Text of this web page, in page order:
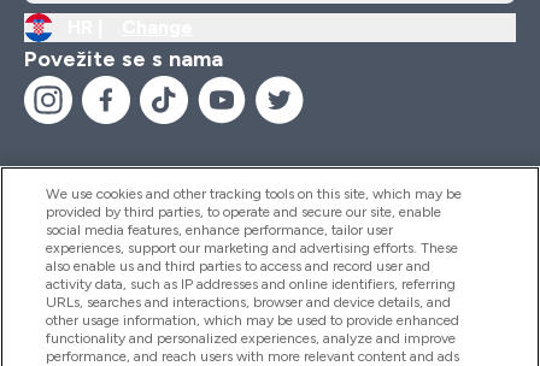
Povežite se s nama
Pomoć I Informacije
Proizvodi
We use cookies and other tracking tools on this site, which may be
provided by third parties, to operate and secure our site, enable
social media features, enhance performance, tailor user
experiences, support our marketing and advertising efforts. These
also enable us and third parties to access and record user and
activity data, such as IP addresses and online identifiers, referring
URLs, searches and interactions, browser and device details, and
other usage information, which may be used to provide enhanced
functionality and personalized experiences, analyze and improve
performance, and reach users with more relevant content and ads